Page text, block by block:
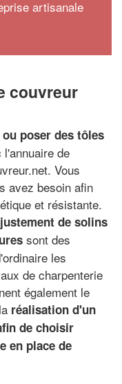
artisanale
couvreur
poser des tôles
de
Vous
avez besoin afin
et résistante.
de solins
sont des
les
de charpenterie
également le
réalisation d'un
de choisir
en place de